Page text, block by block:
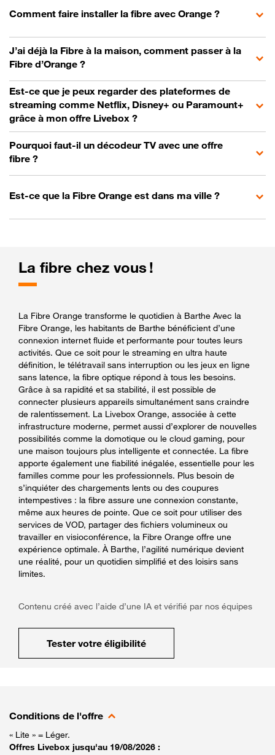
Comment faire installer la fibre avec Orange ?
J’ai déjà la Fibre à la maison, comment passer à la
Fibre d’Orange ?
Est-ce que je peux regarder des plateformes de
streaming comme Netflix, Disney+ ou Paramount+
grâce à mon offre Livebox ?
Pourquoi faut-il un décodeur TV avec une offre
fibre ?
Est-ce que la Fibre Orange est dans ma ville ?
La fibre chez vous !
La Fibre Orange transforme le quotidien à Barthe Avec la
Fibre Orange, les habitants de Barthe bénéficient d’une
connexion internet fluide et performante pour toutes leurs
activités. Que ce soit pour le streaming en ultra haute
définition, le télétravail sans interruption ou les jeux en ligne
sans latence, la fibre optique répond à tous les besoins.
Grâce à sa rapidité et sa stabilité, il est possible de
connecter plusieurs appareils simultanément sans craindre
de ralentissement. La Livebox Orange, associée à cette
infrastructure moderne, permet aussi d’explorer de nouvelles
possibilités comme la domotique ou le cloud gaming, pour
une maison toujours plus intelligente et connectée. La fibre
apporte également une fiabilité inégalée, essentielle pour les
familles comme pour les professionnels. Plus besoin de
s’inquiéter des chargements lents ou des coupures
intempestives : la fibre assure une connexion constante,
même aux heures de pointe. Que ce soit pour utiliser des
services de VOD, partager des fichiers volumineux ou
travailler en visioconférence, la Fibre Orange offre une
expérience optimale. À Barthe, l’agilité numérique devient
une réalité, pour un quotidien simplifié et des loisirs sans
limites.
Contenu créé avec l’aide d’une IA et vérifié par nos équipes
Tester votre éligibilité
Conditions de l'offre
« Lite » = Léger.
Offres Livebox jusqu'au 19/08/2026 :